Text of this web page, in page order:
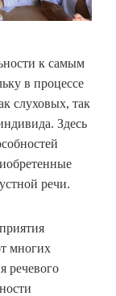
к самым
в процессе
слуховых, так
Здесь
речи.
многих
речевого